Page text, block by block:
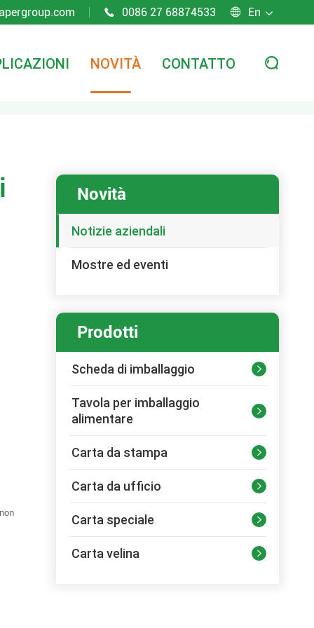
 0086 27 68874533  En 
NOVITÀ CONTATTO 
Novità
Notizie aziendali
Mostre ed eventi
Prodotti
Scheda di imballaggio 
Tavola per imballaggio
alimentare

Carta da stampa 
Carta da ufficio 
Carta speciale 
Carta velina 